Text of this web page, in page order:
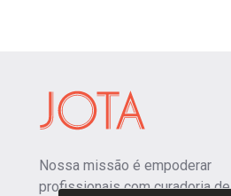
Nossa missão é empoderar
profissionais com curadoria de